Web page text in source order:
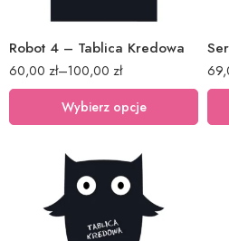
Robot 4 – Tablica Kredowa
60,00 zł–100,00 zł
Wybierz opcje
40x46cm
60x69cm